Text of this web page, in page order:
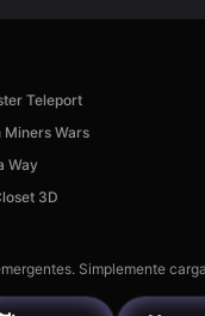
Teleport
Miners Wars
Way
3D
Simplemente